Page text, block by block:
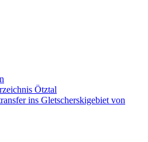
Ötztal
ins Gletscherskigebiet von